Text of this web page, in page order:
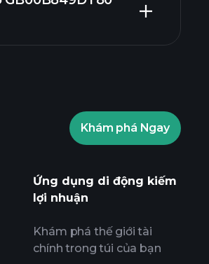
Khám phá Ngay
Ứng dụng di động kiếm
lợi nhuận
Khám phá thế giới tài
chính trong túi của bạn